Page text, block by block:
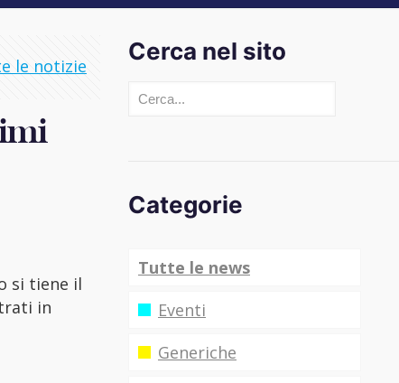
le notizie
si tiene il
in
Cerca nel sito
Cerca
Categorie
Tutte le news
Eventi
Generiche